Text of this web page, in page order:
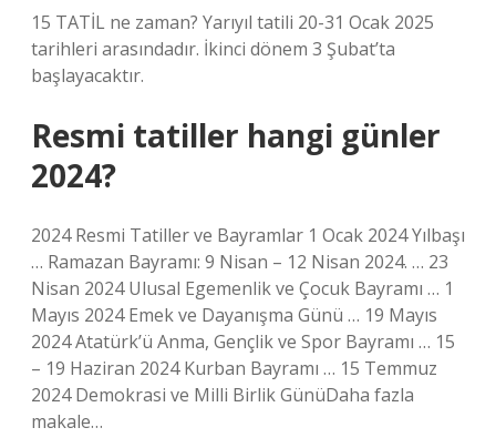
15 TATİL ne zaman? Yarıyıl tatili 20-31 Ocak 2025
tarihleri ​​arasındadır. İkinci dönem 3 Şubat’ta
başlayacaktır.
Resmi tatiller hangi günler
2024?
2024 Resmi Tatiller ve Bayramlar 1 Ocak 2024 Yılbaşı
… Ramazan Bayramı: 9 Nisan – 12 Nisan 2024. … 23
Nisan 2024 Ulusal Egemenlik ve Çocuk Bayramı … 1
Mayıs 2024 Emek ve Dayanışma Günü … 19 Mayıs
2024 Atatürk’ü Anma, Gençlik ve Spor Bayramı … 15
– 19 Haziran 2024 Kurban Bayramı … 15 Temmuz
2024 Demokrasi ve Milli Birlik GünüDaha fazla
makale…